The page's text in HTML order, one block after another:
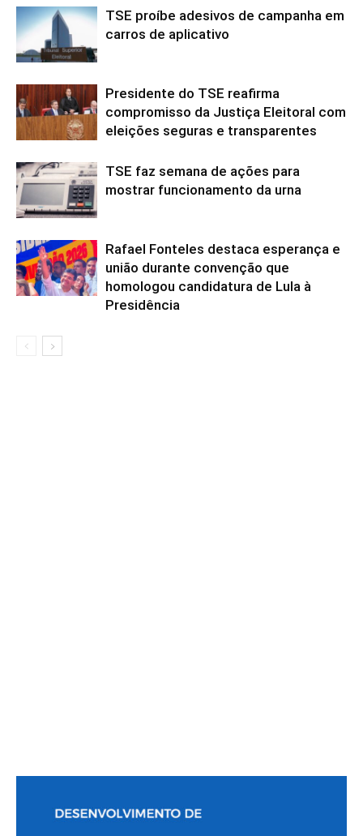
TSE proíbe adesivos de campanha em
carros de aplicativo
Presidente do TSE reafirma
compromisso da Justiça Eleitoral com
eleições seguras e transparentes
TSE faz semana de ações para
mostrar funcionamento da urna
Rafael Fonteles destaca esperança e
união durante convenção que
homologou candidatura de Lula à
Presidência